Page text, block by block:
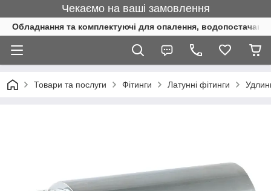
Чекаємо на ваші замовлення
Обладнання та комплектуючі для опалення, водопостачання
Товари та послуги Фітинги Латунні фітинги